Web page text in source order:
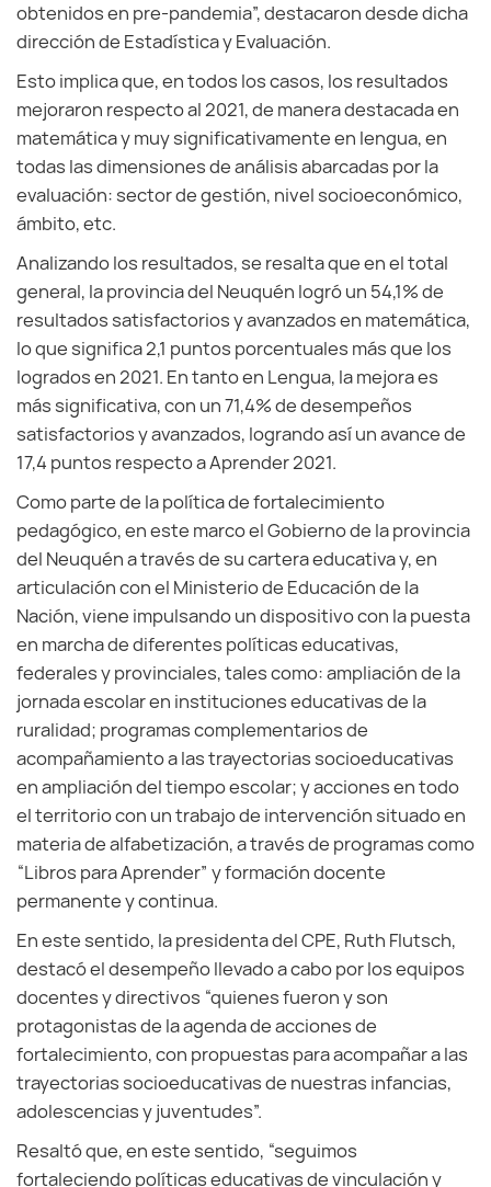
obtenidos en pre-pandemia”, destacaron desde dicha
dirección de Estadística y Evaluación.
Esto implica que, en todos los casos, los resultados
mejoraron respecto al 2021, de manera destacada en
matemática y muy significativamente en lengua, en
todas las dimensiones de análisis abarcadas por la
evaluación: sector de gestión, nivel socioeconómico,
ámbito, etc.
Analizando los resultados, se resalta que en el total
general, la provincia del Neuquén logró un 54,1% de
resultados satisfactorios y avanzados en matemática,
lo que significa 2,1 puntos porcentuales más que los
logrados en 2021. En tanto en Lengua, la mejora es
más significativa, con un 71,4% de desempeños
satisfactorios y avanzados, logrando así un avance de
17,4 puntos respecto a Aprender 2021.
Como parte de la política de fortalecimiento
pedagógico, en este marco el Gobierno de la provincia
del Neuquén a través de su cartera educativa y, en
articulación con el Ministerio de Educación de la
Nación, viene impulsando un dispositivo con la puesta
en marcha de diferentes políticas educativas,
federales y provinciales, tales como: ampliación de la
jornada escolar en instituciones educativas de la
ruralidad; programas complementarios de
acompañamiento a las trayectorias socioeducativas
en ampliación del tiempo escolar; y acciones en todo
el territorio con un trabajo de intervención situado en
materia de alfabetización, a través de programas como
“Libros para Aprender” y formación docente
permanente y continua.
En este sentido, la presidenta del CPE, Ruth Flutsch,
destacó el desempeño llevado a cabo por los equipos
docentes y directivos “quienes fueron y son
protagonistas de la agenda de acciones de
fortalecimiento, con propuestas para acompañar a las
trayectorias socioeducativas de nuestras infancias,
adolescencias y juventudes”.
Resaltó que, en este sentido, “seguimos
fortaleciendo políticas educativas de vinculación y